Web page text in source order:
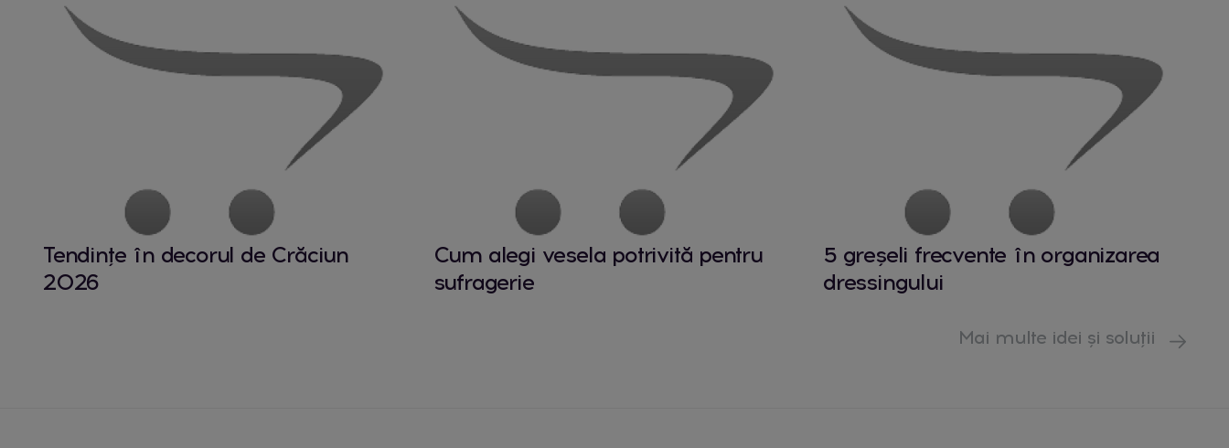
Tendințe în decorul de Crăciun
2026
Cum alegi vesela potrivită pentru
sufragerie
5 greșeli frecvente în organizarea
dressingului
Mai multe idei și soluții